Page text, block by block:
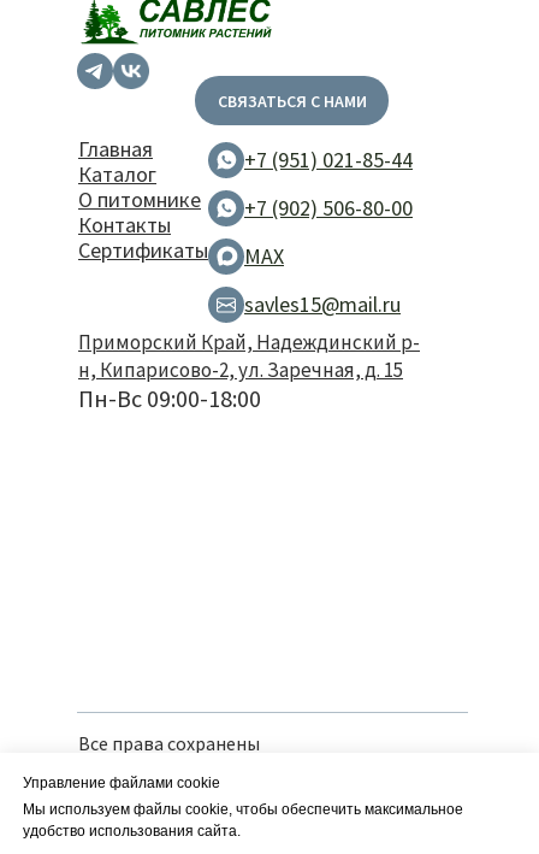
Все права сохранены
Вся предоставленная информация носит
справочный характер и не является
публичной офертой
Главная
Каталог
О питомнике
Контакты
Сертификаты
+7 (951) 021-85-44
+7 (902) 506-80-00
MAX
savles15@mail.ru
Приморский Край, Надеждинский р-
н, Кипарисово-2, ул. Заречная, д. 15
Пн-Вс 09:00-18:00
СВЯЗАТЬСЯ С НАМИ
Управление файлами cookie
Мы используем файлы cookie, чтобы обеспечить максимальное
удобство использования сайта.